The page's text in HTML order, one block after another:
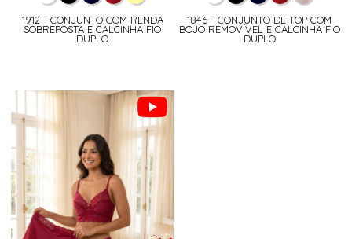
1912 - CONJUNTO COM RENDA
SOBREPOSTA E CALCINHA FIO
DUPLO
1846 - CONJUNTO DE TOP COM
BOJO REMOVÍVEL E CALCINHA FIO
DUPLO